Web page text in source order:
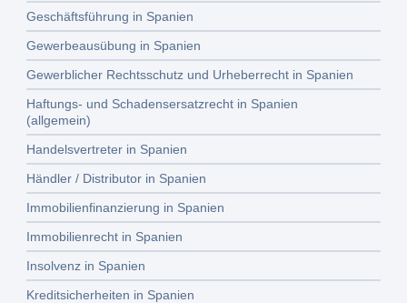
Geschäftsführung in Spanien
Gewerbeausübung in Spanien
Gewerblicher Rechtsschutz und Urheberrecht in Spanien
Haftungs- und Schadensersatzrecht in Spanien
(allgemein)
Handelsvertreter in Spanien
Händler / Distributor in Spanien
Immobilienfinanzierung in Spanien
Immobilienrecht in Spanien
Insolvenz in Spanien
Kreditsicherheiten in Spanien